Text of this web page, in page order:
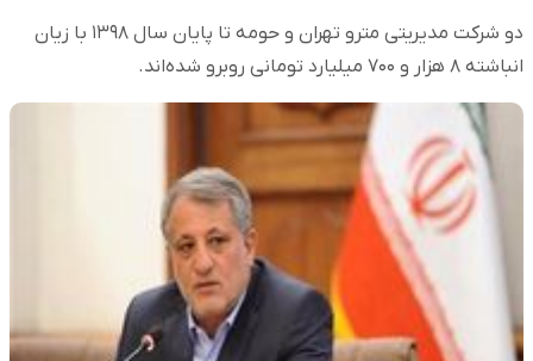
دو شرکت‌ مدیریتی مترو تهران و حومه تا پایان سال ۱۳۹۸ با زیان
انباشته ۸ هزار و ۷۰۰ میلیارد تومانی روبرو شده‌اند.